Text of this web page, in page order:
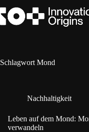
Inhalt
springen
Schlagwort Mond
Nachhaltigkeit
Leben auf dem Mond:
verwandeln